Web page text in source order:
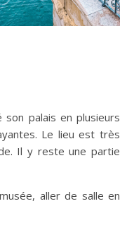
son palais en plusieurs
Le lieu est très
Il y reste une partie
aller de salle en